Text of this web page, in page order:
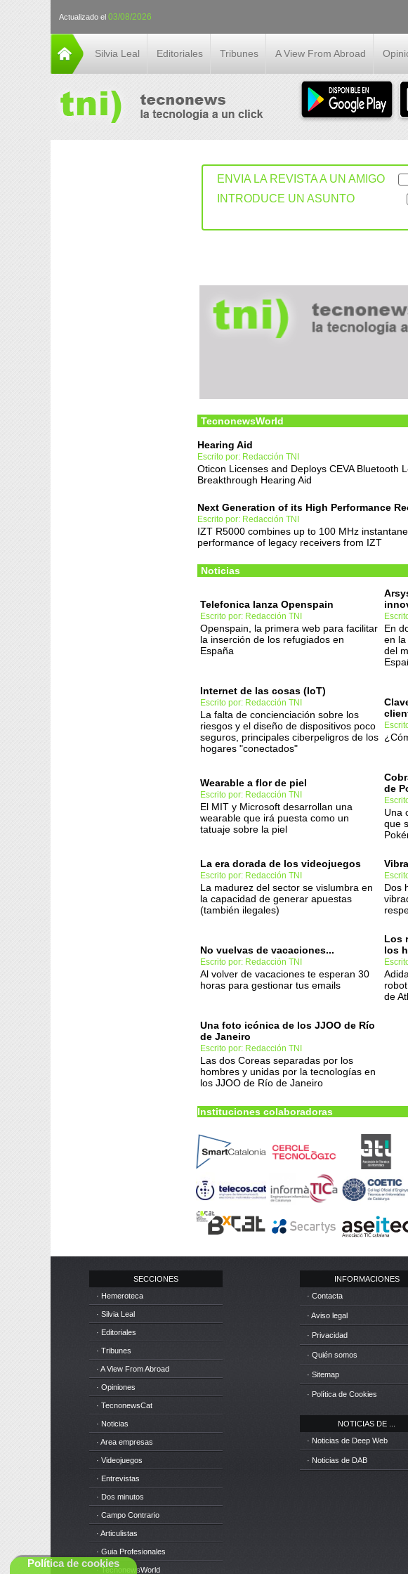
Actualizado el 03/08/2026
Silvia Leal Editoriales Tribunes A View From Abroad
ENVIA LA REVISTA A UN AMIGO
INTRODUCE UN ASUNTO
TecnonewsWorld
Hearing Aid
Escrito por: Redacción TNI
Oticon Licenses and Deploys CEVA Bluetooth
Breakthrough Hearing Aid
Next Generation of its High Performance
Escrito por: Redacción TNI
IZT R5000 combines up to 100 MHz
performance of legacy receivers from IZT
Noticias
Telefonica lanza Openspain
Escrito por: Redacción TNI
Openspain, la primera web para facilitar
la inserción de los refugiados en
España
En
en
del
Internet de las cosas (IoT)
Escrito por: Redacción TNI
La falta de concienciación sobre los
riesgos y el diseño de dispositivos poco
seguros, principales ciberpeligros de los
hogares "conectados"
Wearable a flor de piel
Escrito por: Redacción TNI
El MIT y Microsoft desarrollan una
wearable que irá puesta como un
tatuaje sobre la piel
de
Una
que
La era dorada de los videojuegos
Escrito por: Redacción TNI
La madurez del sector se vislumbra en
la capacidad de generar apuestas
(también ilegales)
Dos
No vuelvas de vacaciones...
Escrito por: Redacción TNI
Al volver de vacaciones te esperan 30
horas para gestionar tus emails
Los
los
de
Una foto icónica de los JJOO de Río
de Janeiro
Escrito por: Redacción TNI
Las dos Coreas separadas por los
hombres y unidas por la tecnologías en
los JJOO de Río de Janeiro
Instituciones colaboradoras
SECCIONES
· Hemeroteca
· Silvia Leal
· Editoriales
· Tribunes
· A View From Abroad
· Opiniones
· TecnonewsCat
· Noticias
· Area empresas
· Videojuegos
· Entrevistas
· Dos minutos
· Campo Contrario
· Articulistas
· Guia Profesionales
· TecnonewsWorld
INFORMACIONES
· Contacta
· Aviso legal
· Privacidad
· Quién somos
· Sitemap
· Política de Cookies
NOTICIAS DE ...
· Noticias de Deep Web
· Noticias de DAB
Política de cookies